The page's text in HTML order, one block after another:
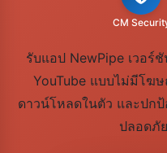
CM
รับแอป NewPipe เวอร์
YouTube แบบไม่มีโฆ
ดาวน์โหลดในตัว และปก
ปลอดภั